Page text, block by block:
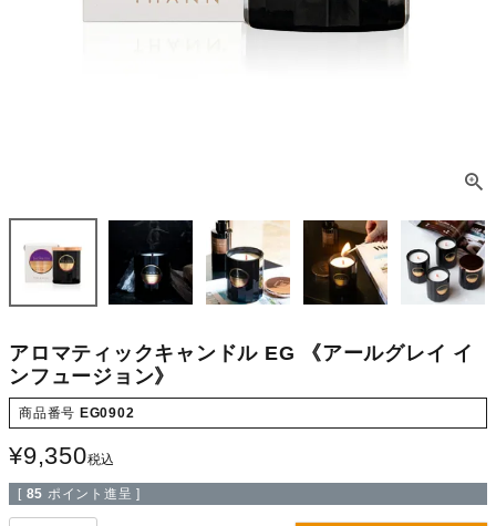
アロマティックキャンドル EG 《アールグレイ イ
ンフュージョン》
商品番号 EG0902
¥9,350税込
[ 85 ポイント進呈 ]